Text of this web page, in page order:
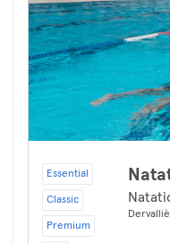
Essential
Classic
Premium